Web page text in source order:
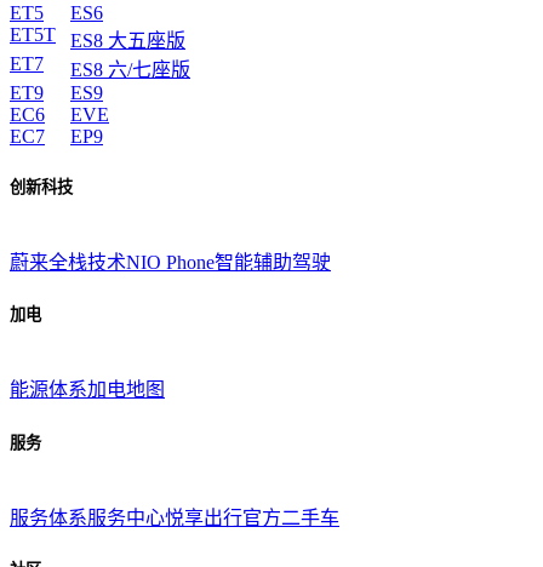
ET5
ET5T
ET7
ET9
EC6
EC7
ES6
ES8 大五座版
ES8 六/七座版
ES9
EVE
EP9
创新科技
蔚来全栈技术NIO Phone智能辅助驾驶
加电
能源体系加电地图
服务
服务体系服务中心悦享出行官方二手车